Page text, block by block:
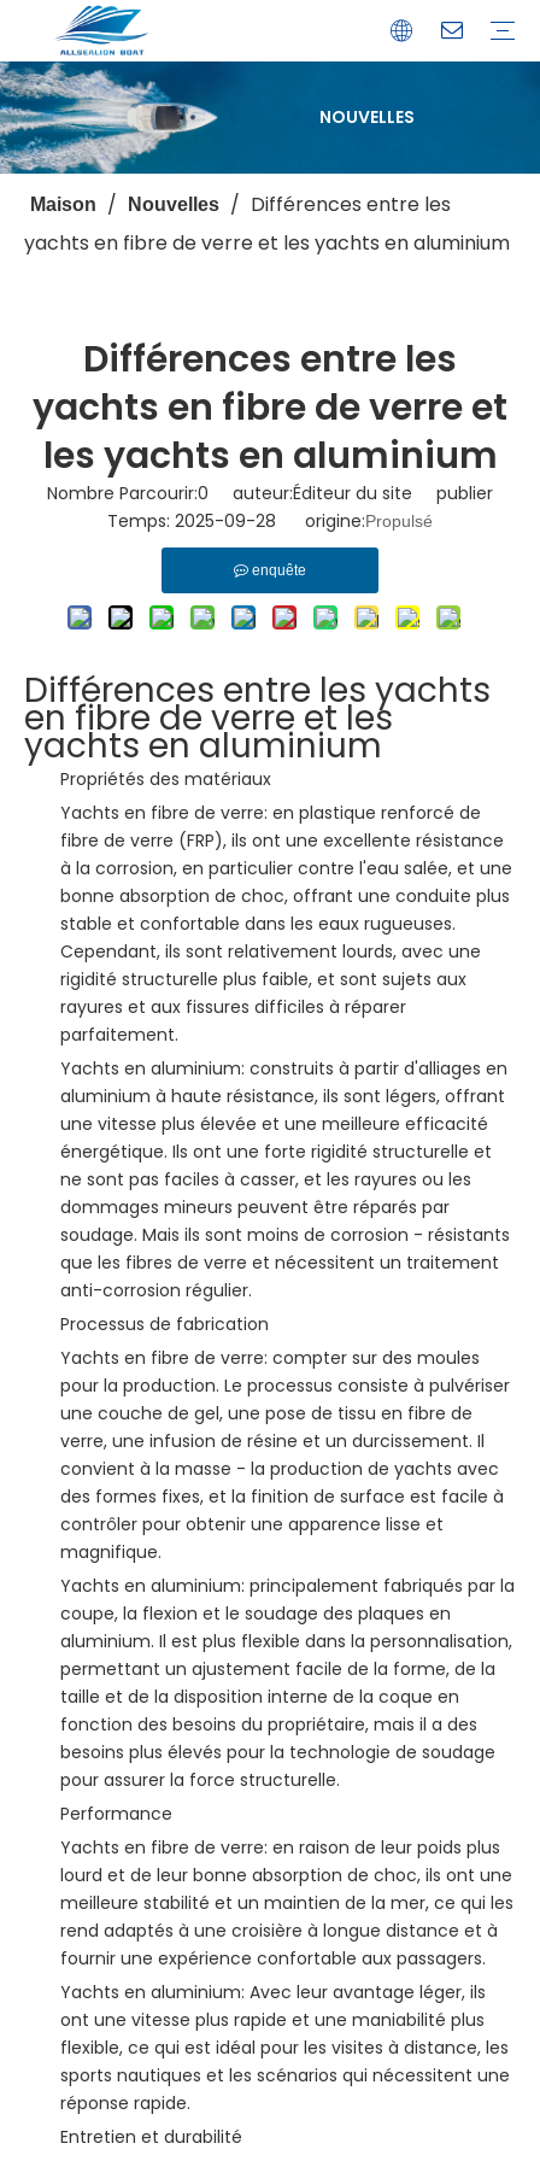
NOUVELLES
Maison / Nouvelles / Différences entre les
yachts en fibre de verre et les yachts en aluminium
Différences entre les
yachts en fibre de verre et
les yachts en aluminium
Nombre Parcourir:0 auteur:Éditeur du site publier
Temps: 2025-09-28 origine:Propulsé
enquête
Différences entre les yachts
en fibre de verre et les
yachts en aluminium
Propriétés des matériaux
Yachts en fibre de verre: en plastique renforcé de
fibre de verre (FRP), ils ont une excellente résistance
à la corrosion, en particulier contre l'eau salée, et une
bonne absorption de choc, offrant une conduite plus
stable et confortable dans les eaux rugueuses.
Cependant, ils sont relativement lourds, avec une
rigidité structurelle plus faible, et sont sujets aux
rayures et aux fissures difficiles à réparer
parfaitement.
Yachts en aluminium: construits à partir d'alliages en
aluminium à haute résistance, ils sont légers, offrant
une vitesse plus élevée et une meilleure efficacité
énergétique. Ils ont une forte rigidité structurelle et
ne sont pas faciles à casser, et les rayures ou les
dommages mineurs peuvent être réparés par
soudage. Mais ils sont moins de corrosion - résistants
que les fibres de verre et nécessitent un traitement
anti-corrosion régulier.
Processus de fabrication
Yachts en fibre de verre: compter sur des moules
pour la production. Le processus consiste à pulvériser
une couche de gel, une pose de tissu en fibre de
verre, une infusion de résine et un durcissement. Il
convient à la masse - la production de yachts avec
des formes fixes, et la finition de surface est facile à
contrôler pour obtenir une apparence lisse et
magnifique.
Yachts en aluminium: principalement fabriqués par la
coupe, la flexion et le soudage des plaques en
aluminium. Il est plus flexible dans la personnalisation,
permettant un ajustement facile de la forme, de la
taille et de la disposition interne de la coque en
fonction des besoins du propriétaire, mais il a des
besoins plus élevés pour la technologie de soudage
pour assurer la force structurelle.
Performance
Yachts en fibre de verre: en raison de leur poids plus
lourd et de leur bonne absorption de choc, ils ont une
meilleure stabilité et un maintien de la mer, ce qui les
rend adaptés à une croisière à longue distance et à
fournir une expérience confortable aux passagers.
Yachts en aluminium: Avec leur avantage léger, ils
ont une vitesse plus rapide et une maniabilité plus
flexible, ce qui est idéal pour les visites à distance, les
sports nautiques et les scénarios qui nécessitent une
réponse rapide.
Entretien et durabilité